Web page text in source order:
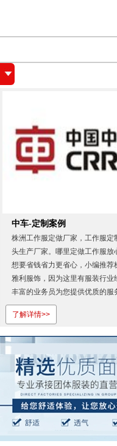
中车-定制案例
株洲工作服定做厂家，工作服定
头生产厂家。哪里定做工作服放
想要省钱省力更省心，小编推荐
雅利服饰，因为这里有服装行业
丰富的业务员为您提供优质的服
欢迎登录株洲雅利服饰有限公司
网...
了解详情>>